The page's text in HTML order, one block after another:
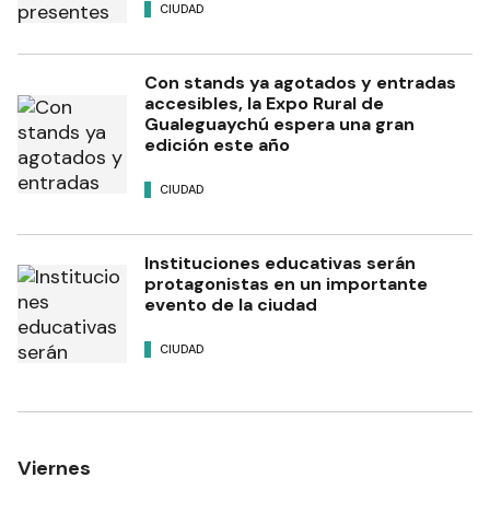
CIUDAD
Con stands ya agotados y entradas
accesibles, la Expo Rural de
Gualeguaychú espera una gran
edición este año
CIUDAD
Instituciones educativas serán
protagonistas en un importante
evento de la ciudad
CIUDAD
Viernes